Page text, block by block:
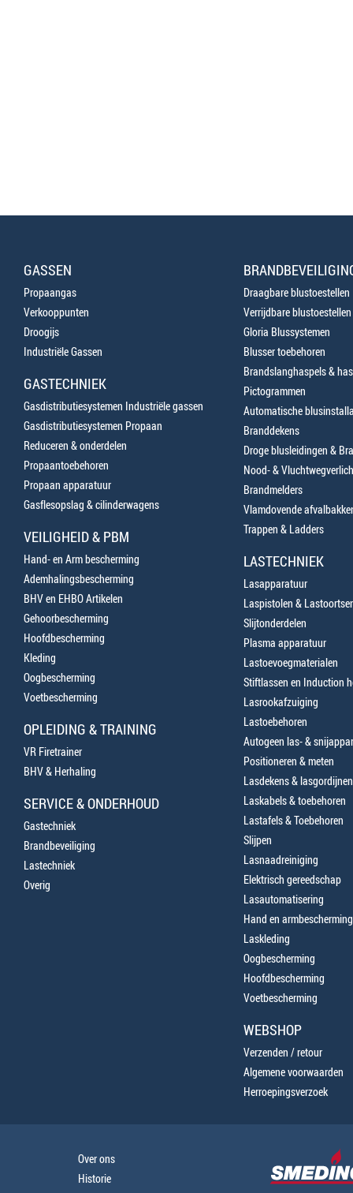
GASSEN
Propaangas
Verkooppunten
Droogijs
Industriële Gassen
GASTECHNIEK
Gasdistributiesystemen Industriële gassen
Gasdistributiesystemen Propaan
Reduceren & onderdelen
Propaantoebehoren
Propaan apparatuur
Gasflesopslag & cilinderwagens
VEILIGHEID & PBM
Hand- en Arm bescherming
Ademhalingsbescherming
BHV en EHBO Artikelen
Gehoorbescherming
Hoofdbescherming
Kleding
Oogbescherming
Voetbescherming
OPLEIDING & TRAINING
VR Firetrainer
BHV & Herhaling
SERVICE & ONDERHOUD
Gastechniek
Brandbeveiliging
Lastechniek
Overig
Draagbare blustoestellen
Verrijdbare blustoestellen
Gloria Blussystemen
Blusser toebehoren
Brandslanghaspels &
Pictogrammen
Automatische
Branddekens
Droge blusleidingen &
Nood- &
Brandmelders
Vlamdovende
Trappen & Ladders
LASTECHNIEK
Lasapparatuur
Laspistolen &
Slijtonderdelen
Plasma apparatuur
Lastoevoegmaterialen
Stiftlassen en Induction
Lasrookafzuiging
Lastoebehoren
Autogeen las- &
Positioneren & meten
Lasdekens & lasgordijnen
Laskabels & toebehoren
Lastafels & Toebehoren
Slijpen
Lasnaadreiniging
Elektrisch gereedschap
Lasautomatisering
Hand en armbescherming
Laskleding
Oogbescherming
Hoofdbescherming
Voetbescherming
WEBSHOP
Verzenden / retour
Algemene voorwaarden
Herroepingsverzoek
Over ons
Historie